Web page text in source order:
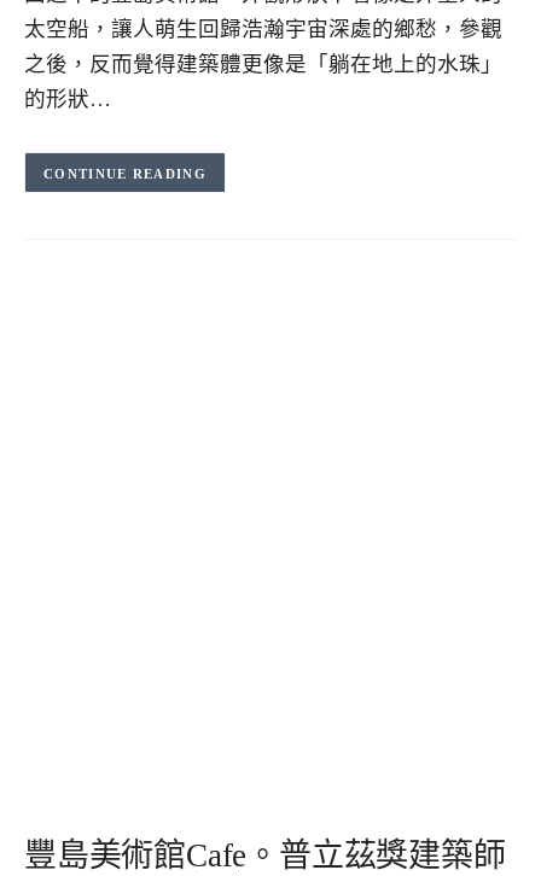
太空船，讓人萌生回歸浩瀚宇宙深處的鄉愁，參觀
之後，反而覺得建築體更像是「躺在地上的水珠」
的形狀…
CONTINUE READING
豐島美術館Cafe。普立茲獎建築師